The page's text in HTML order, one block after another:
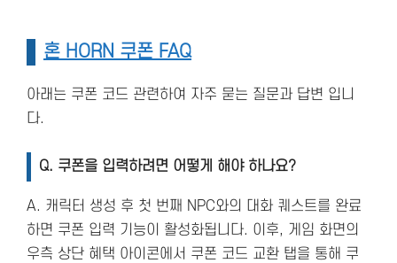
혼 HORN 쿠폰 FAQ
아래는 쿠폰 코드 관련하여 자주 묻는 질문과 답변 입니
다.
Q. 쿠폰을 입력하려면 어떻게 해야 하나요?
A. 캐릭터 생성 후 첫 번째 NPC와의 대화 퀘스트를 완료
하면 쿠폰 입력 기능이 활성화됩니다. 이후, 게임 화면의
우측 상단 혜택 아이콘에서 쿠폰 코드 교환 탭을 통해 쿠